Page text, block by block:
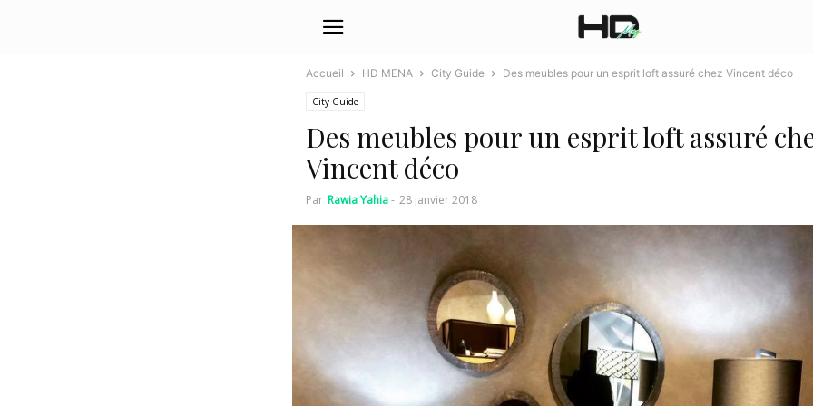
Accueil HD MENA City Guide Des meubles pour un esprit loft assuré chez Vincent déco
City Guide
Des meubles pour un esprit loft assuré
Vincent déco
Par Rawia Yahia- 28 janvier 2018